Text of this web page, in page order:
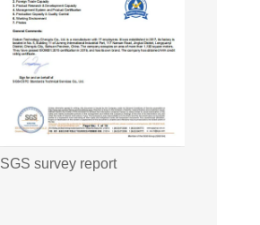
SGS survey report